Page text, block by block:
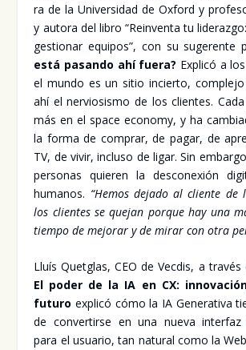
ra de la Uni­ver­si­dad de Oxford y
y auto­ra del libro “Rein­ven­ta tu
ges­tio­nar equi­pos”, con su suge­ren­te
está pasan­do ahí fue­ra? Expli­có a
el mun­do es un sitio incier­to,
ahí el ner­vio­sis­mo de los clien­tes.
más en el spa­ce eco­nomy, y ha
la for­ma de com­prar, de pagar, de
TV, de vivir, inclu­so de ligar. Sin
per­so­nas quie­ren la des­co­ne­xión
huma­nos. “Hemos deja­do al clien­te de
los clien­tes se que­jan por­que hay una
tiem­po de mejo­rar y de mirar con otra
Lluís Quet­glas, CEO de Vec­dis, a
El poder de la IA en CX:
futu­ro expli­có cómo la IA Gene­ra­ti­va
de con­ver­tir­se en una nue­va inter­faz
para el usua­rio, tan natu­ral como la